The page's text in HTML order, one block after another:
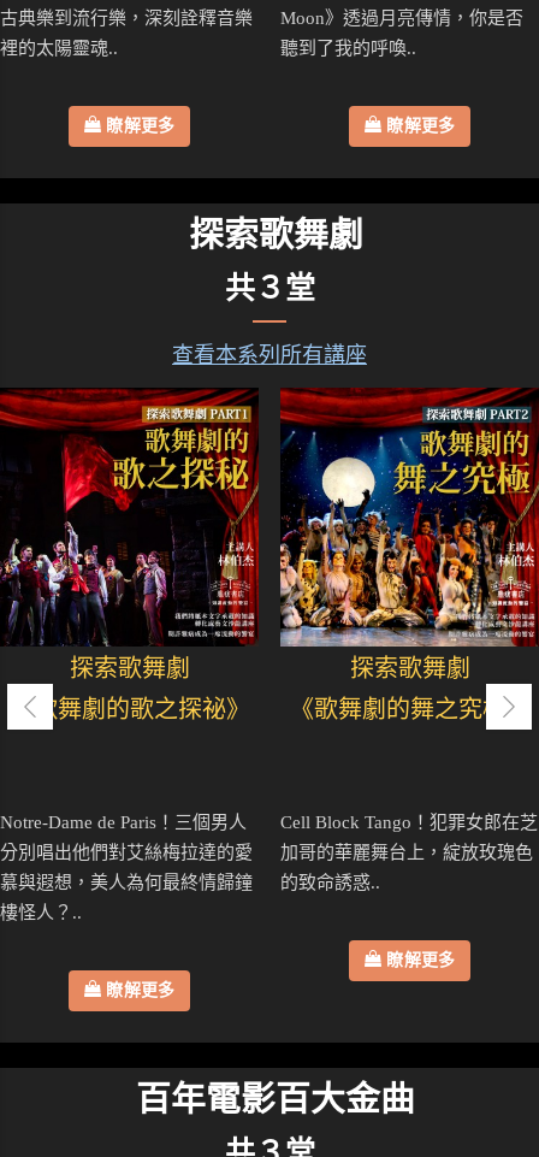
古典樂到流行樂，深刻詮釋音樂
裡的太陽靈魂..
瞭解更多
Moon》透過月亮傳情，你是否
聽到了我的呼喚..
瞭解更多
探索歌舞劇
共３堂
查看本系列所有講座
探索歌舞劇
《歌舞劇的歌之探祕》
Notre-Dame de Paris！三個男人
分別唱出他們對艾絲梅拉達的愛
慕與遐想，美人為何最終情歸鐘
樓怪人？..
瞭解更多
探索歌舞劇
《歌舞劇的舞之究極》
Cell Block Tango！犯罪女郎在芝
加哥的華麗舞台上，綻放玫瑰色
的致命誘惑..
瞭解更多
百年電影百大金曲